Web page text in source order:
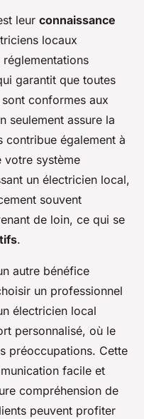
leur connaissance
locaux
garantit que toutes
conformes aux
seulement assure la
contribue également à
système
un électricien local,
souvent
de loin, ce qui se
.
autre bénéfice
un professionnel
électricien local
personnalisé, où le
préoccupations. Cette
facile et
compréhension de
peuvent profiter